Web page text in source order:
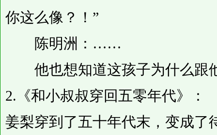
你这么像？！”
陈明洲：……
他也想知道这孩子为什么跟
2.《和小叔叔穿回五零年代》：
姜梨穿到了五十年代末，变成了